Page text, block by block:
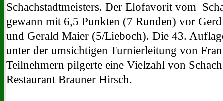
Schachstadtmeisters. Der Elofavorit vom
gewann mit 6,5 Punkten (7 Runden) vor
und Gerald Maier (5/Lieboch). Die 43.
unter der umsichtigen Turnierleitung von
Teilnehmern pilgerte eine Vielzahl von
Restaurant Brauner Hirsch.